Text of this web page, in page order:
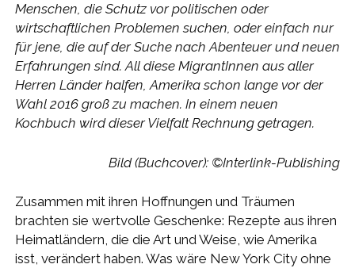
Menschen, die Schutz vor politischen oder
wirtschaftlichen Problemen suchen, oder einfach nur
für jene, die auf der Suche nach Abenteuer und neuen
Erfahrungen sind. All diese MigrantInnen aus aller
Herren Länder halfen, Amerika schon lange vor der
Wahl 2016 groß zu machen. In einem neuen
Kochbuch wird dieser Vielfalt Rechnung getragen.
Bild (Buchcover): ©Interlink-Publishing
Zusammen mit ihren Hoffnungen und Träumen
brachten sie wertvolle Geschenke: Rezepte aus ihren
Heimatländern, die die Art und Weise, wie Amerika
isst, verändert haben. Was wäre New York City ohne